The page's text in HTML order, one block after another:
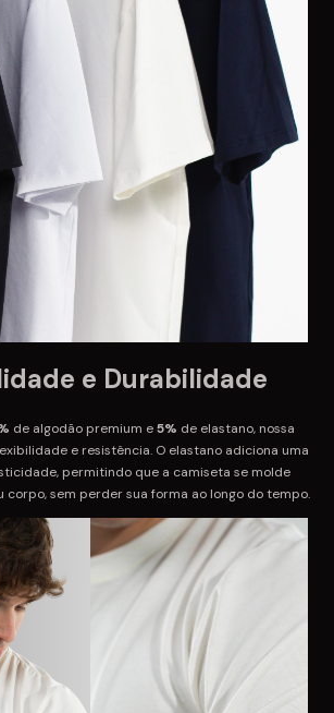
e Durabilidade
de algodão premium e5% de elastano, nossa
e resistência. O elastano adiciona uma
permitindo que a camiseta se molde
corpo, sem perder sua forma ao longo do tempo.